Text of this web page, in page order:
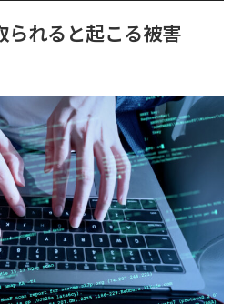
られると起こる被害